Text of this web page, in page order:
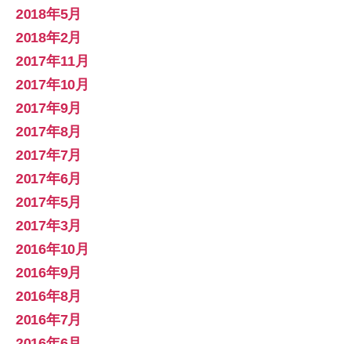
2018年5月
2018年2月
2017年11月
2017年10月
2017年9月
2017年8月
2017年7月
2017年6月
2017年5月
2017年3月
2016年10月
2016年9月
2016年8月
2016年7月